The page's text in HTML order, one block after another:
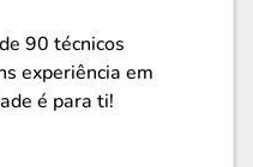
90 técnicos
experiência em
é para ti!